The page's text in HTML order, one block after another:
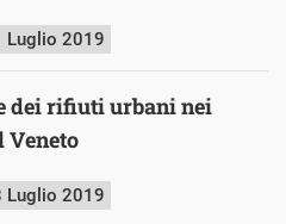
Luglio 2019
dei rifiuti urbani nei
Veneto
Luglio 2019